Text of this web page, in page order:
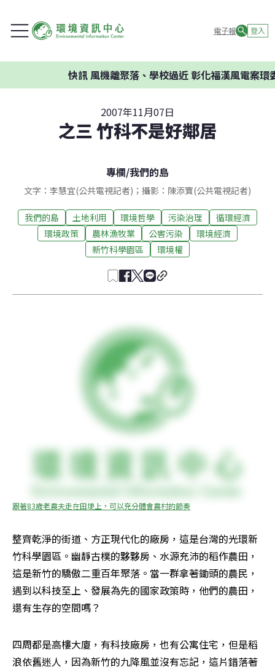
電子報 登入
風機離聚落、學校過近 彰化福漢風電案環委建議
2007年11月07日
之三 竹科不是好鄰居
專欄/我們的島
文字：李慧宜(公共電視記者)；攝影：陳添寶(公共電視記者)
我們的島 土地利用 環境哲學 污染治理
循環經濟
環境政策
農林漁牧業 公害污染
環境經濟
新竹科學園區
環境權
跟著83歲老農夫走在田埂上，可以充分體會農村的節奏
整齊乾淨的街道、方正現代化的廠房，這是台灣的光環――新
竹科學園區。幽靜古樸的夥夥房、水源充沛的稻作農田，
這是新竹的驕傲――二重百年聚落。當一群拿著鋤頭的農民，
遇到以科技至上、發展為先的國家政策時，他們的農田，
還有生存的空間嗎？
四周都是高樓大廈，有科技廠房，也有公寓住宅，但是稻
浪依舊迷人，因為新竹的九降風並沒有忘記，這片錯落著